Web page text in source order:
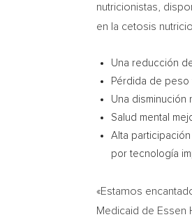
nutricionistas,
en la cetosis
Una reducción
Pérdida de peso
Una
Salud mental
Alta
por tecnología
«Estamos
Medicaid de Essen